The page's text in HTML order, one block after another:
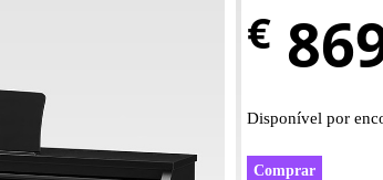
€
Disponível por
Comprar